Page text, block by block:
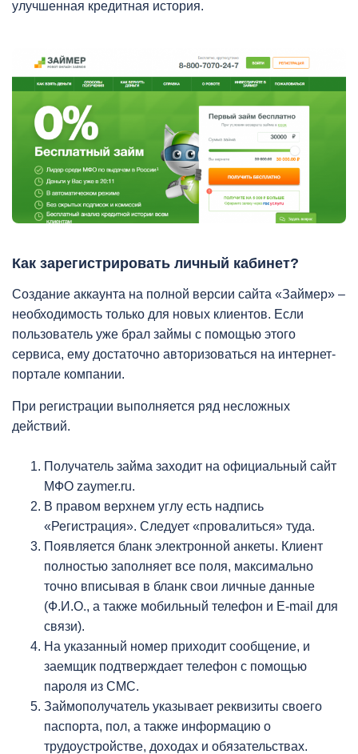
улучшенная кредитная история.
Как зарегистрировать личный кабинет?
Создание аккаунта на полной версии сайта «Займер» –
необходимость только для новых клиентов. Если
пользователь уже брал займы с помощью этого
сервиса, ему достаточно авторизоваться на интернет-
портале компании.
При регистрации выполняется ряд несложных
действий.
Получатель займа заходит на официальный сайт
МФО zaymer.ru.
В правом верхнем углу есть надпись
«Регистрация». Следует «провалиться» туда.
Появляется бланк электронной анкеты. Клиент
полностью заполняет все поля, максимально
точно вписывая в бланк свои личные данные
(Ф.И.О., а также мобильный телефон и E-mail для
связи).
На указанный номер приходит сообщение, и
заемщик подтверждает телефон с помощью
пароля из СМС.
Займополучатель указывает реквизиты своего
паспорта, пол, а также информацию о
трудоустройстве, доходах и обязательствах.